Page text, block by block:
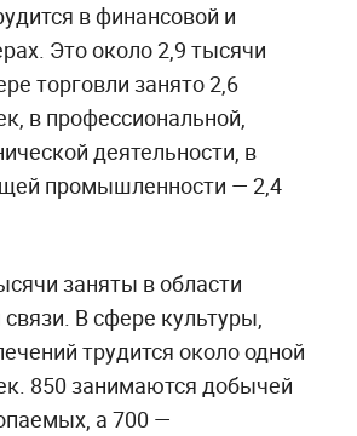
в финансовой и
Это около 2,9 тысячи
торговли занято 2,6
в профессиональной,
деятельности, в
промышленности — 2,4
заняты в области
В сфере культуры,
трудится около одной
850 занимаются добычей
а 700 —